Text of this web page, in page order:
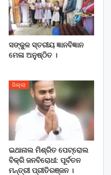
ସଙ୍କୁଳ ସ୍ତରୀୟ ଜ୍ଞାନବିଜ୍ଞାନ
ମେଳା ଅନୁଷ୍ଠିତ ।
ଜିଲ୍ଲା
ଇଥାନାଲ ମିଶ୍ରିତ ପେଟ୍ରୋଲ
ବିକ୍ରି ଜନବିରୋଧୀ: ପୂର୍ବତନ
ମନ୍ତ୍ରୀ ପ୍ରୀତିରଞ୍ଜନ ।